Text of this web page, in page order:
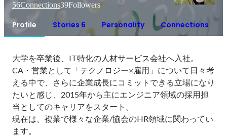
56Connections39Followers
Profile Stories 6 Personality Connections
大学を卒業後、IT特化の人材サービス会社へ入社。
CA・営業として「テクノロジー×雇用」について日々考
える中で、さらに企業成長にコミットできる立場になり
たいと感じ、2015年から主にエンジニア領域の採用担
当としてのキャリアをスタート。
現在は、複業で様々な企業/協会のHR領域に関わってい
ます。